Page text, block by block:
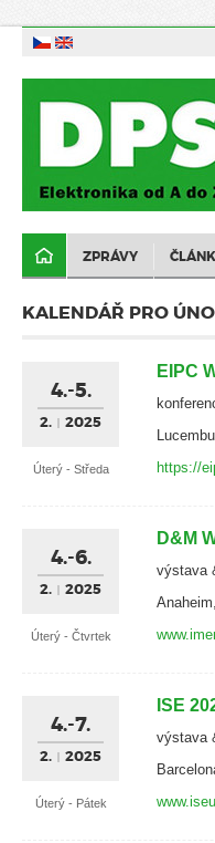
ZPRÁVY
KALENDÁŘ PRO
4.-5.
2. 2025
Úterý - Středa
EIPC
https://
4.-6.
2. 2025
Úterý - Čtvrtek
D&M
výstava
4.-7.
2. 2025
Úterý - Pátek
ISE
výstava